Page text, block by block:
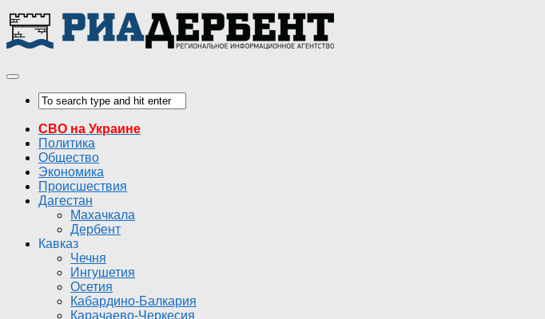
СВО на Украине
Политика
Общество
Экономика
Происшествия
Дагестан
Махачкала
Дербент
Кавказ
Чечня
Ингушетия
Осетия
Кабардино-Балкария
Карачаево-Черкесия